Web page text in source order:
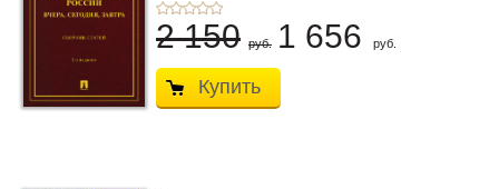
2 150 руб. 1 656 руб.
Купить